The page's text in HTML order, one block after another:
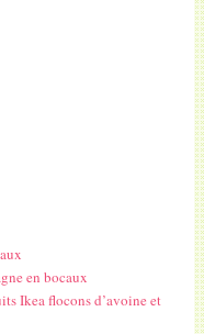
en bocaux
Ikea flocons d’avoine et